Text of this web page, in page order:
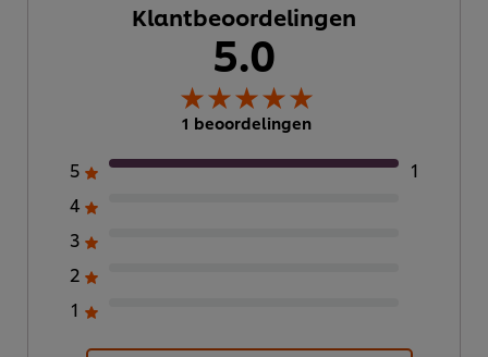
Klantbeoordelingen
5.0
1 beoordelingen
5
1
4
3
2
1
(zoals Facebook, Instagram, et cetera) en om berichten